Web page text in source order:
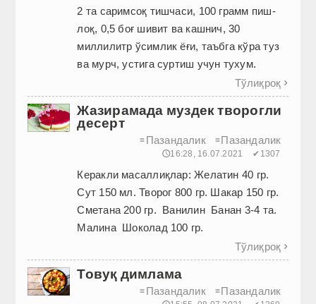
2 та саримсоқ тишчаси, 100 грамм пиш­
лоқ, 0,5 боғ шивит ва кашнич, 30
миллилитр ўсимлик ёғи, таъбга кўра туз
ва мурч, устига суртиш учун тухум.
Тўлиқроқ 
Жазирамада муздек творогли
десерт
≡ Пазандалик ≡Пазандалик
🕔16:28, 16.07.2021 ✔1307
Керакли масаллиқлар: Желатин 40 гр.
Сут 150 мл. Творог 800 гр. Шакар 150 гр.
Сметана 200 гр. Ванилин Банан 3-4 та.
Малина Шоколад 100 гр.
Тўлиқроқ 
Товуқ димлама
≡ Пазандалик ≡Пазандалик